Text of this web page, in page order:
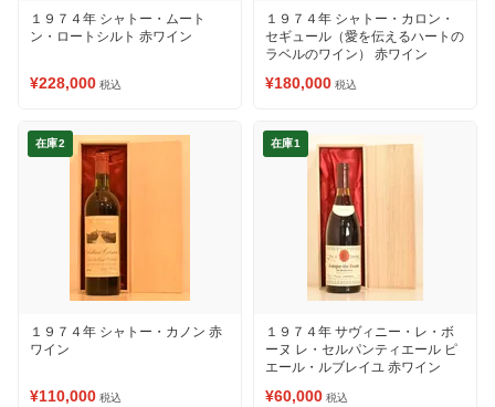
１９７４年 シャトー・ムート
ン・ロートシルト 赤ワイン
¥228,000 税込
１９７４年 シャトー・カロン・
セギュール（愛を伝えるハートの
ラベルのワイン） 赤ワイン
¥180,000 税込
在庫2
１９７４年 シャトー・カノン 赤
ワイン
¥110,000 税込
在庫1
１９７４年 サヴィニー・レ・ボ
ーヌ レ・セルパンティエール ピ
エール・ルブレイユ 赤ワイン
¥60,000 税込